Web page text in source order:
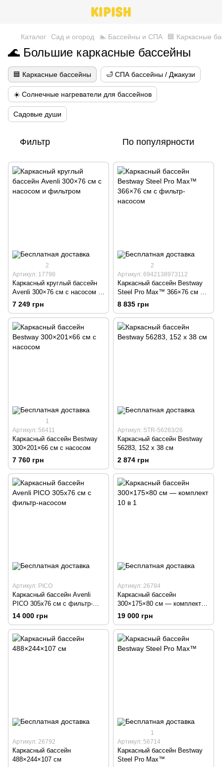
Каталог Сад и огород 🏊 Бассейны и СПА 🟦 Каркасные
🌊 Большие каркасные бассейны
🟦 Каркасные бассейны 🛁 СПА бассейны / Джакузи
☀️ Солнечные нагреватели для бассейнов
Садовые души
Фильтр По популярности
2
Артикул: 17798
Каркасный круглый бассейн
Avenli 300×76 см с насосом и
фильтром
7 249 грн
2
Артикул: 6942138973112
Каркасный бассейн Bestway
Steel Pro Max™ 366×76 см с
фильтр-насосом
8 835 грн
1
Артикул: 56411
Каркасный бассейн Bestway
300×201×66 см с насосом
7 760 грн
Артикул: STR-56283/26
Каркасный бассейн Bestway
56283, 152 x 38 см
2 874 грн
Артикул: PICO
Каркасный бассейн Avenli
PICO 305x76 см с фильтр-
насосом
14 000 грн
Артикул: 26784
Каркасный бассейн
300×175×80 см — комплект
10 в 1
19 000 грн
Артикул: 26792
Каркасный бассейн
488×244×107 см
1
Артикул: 56714
Каркасный бассейн Bestway
Steel Pro Max™